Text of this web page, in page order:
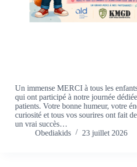
Un immense MERCI à tous les
qui ont participé à notre journée
patients. Votre bonne humeur, votre
curiosité et tous vos sourires ont fait
un vrai succès…
Obediakids
23 juillet 2026